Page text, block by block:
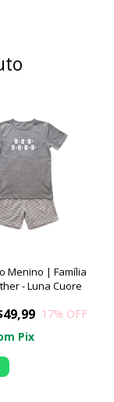
Menino | Família
- Luna Cuore
17% OFF
Pix